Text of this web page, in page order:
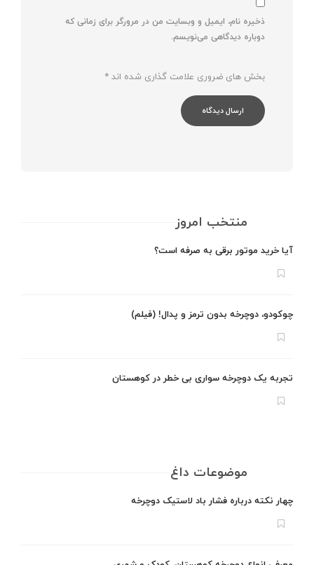
ذخیره نام، ایمیل و وبسایت من در مرورگر برای زمانی که
دوباره دیدگاهی می‌نویسم.
بخش های ضروری علامت گذاری شده اند *
منتخب امروز
آیا خرید موتور برقی به صرفه است؟
چوکودو، دوچرخه بدون ترمز و پدال! (فیلم)
تجربه یک دوچرخه سواری بی خطر در کوهستان
موضوعات داغ
چهار نکته درباره فشار باد لاستیک دوچرخه